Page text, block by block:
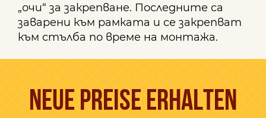
„очи“ за закрепване. Последните са
заварени към рамката и се закрепват
към стълба по време на монтажа.
NEUE PREISE ERHALTEN